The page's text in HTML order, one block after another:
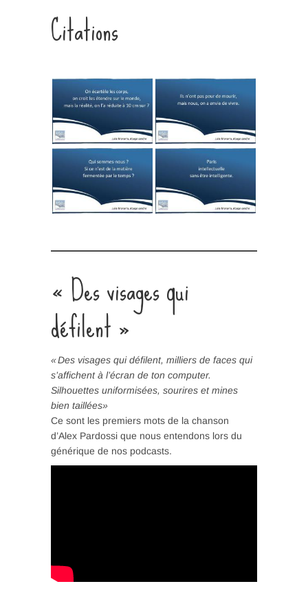
Citations
« Des visages qui
défilent »
« Des visages qui défilent, milliers de faces qui
s’affichent à l’écran de ton computer.
Silhouettes uniformisées, sourires et mines
bien taillées»
Ce sont les premiers mots de la chanson
d’Alex Pardossi que nous entendons lors du
générique de nos podcasts.